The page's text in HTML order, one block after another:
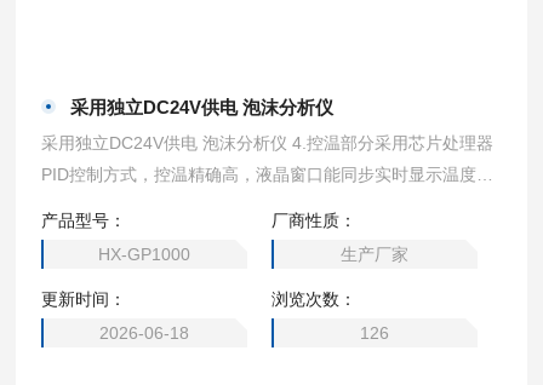
采用独立DC24V供电 泡沫分析仪
采用独立DC24V供电 泡沫分析仪 4.控温部分采用芯片处理器
PID控制方式，控温精确高，液晶窗口能同步实时显示温度和
立DC24V供电，冲击流速无极可调，加装外置流量计（参考
流量，流量值受料液密度，温度，进出管径影响）。 6.电炉
为高纯铝块导热设计，后期可更换方便匹配不同测试桶。
产品型号：
HX-GP1000
厂商性质：
生产厂家
更新时间：
2026-06-18
浏览次数：
126